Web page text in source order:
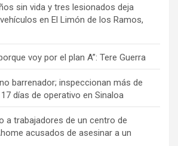
sin vida y tres lesionados deja
en El Limón de los Ramos,
voy por el plan A”: Tere Guerra
barrenador; inspeccionan más de
días de operativo en Sinaloa
a trabajadores de un centro de
acusados de asesinar a un